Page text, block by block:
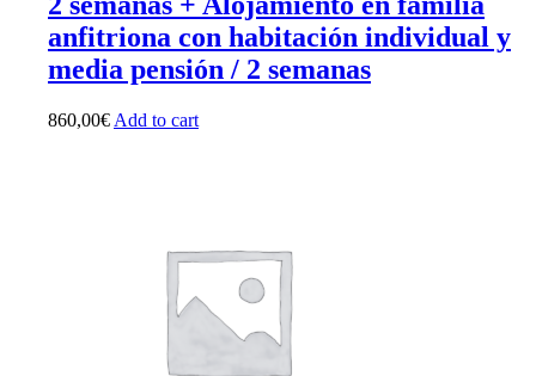
anfitriona con habitación individual y
media pensión / 2 semanas
860,00€ Add to cart